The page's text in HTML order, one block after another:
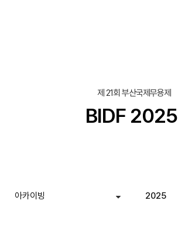
제 21회 부산국제무용제
BIDF 2025
아카이빙 2025